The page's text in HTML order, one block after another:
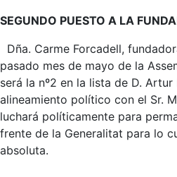
SEGUNDO PUESTO A LA
Dña. Carme Forcadell,
pasado mes de mayo de la
será la nº2 en la lista de D.
alineamiento político con el Sr.
luchará políticamente para
frente de la Generalitat para lo
absoluta.